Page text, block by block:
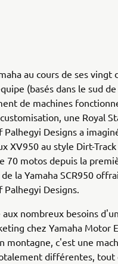
au cours de ses vingt
(basés dans le sud
de machines
une Royal
Palhegyi Designs a
XV950 au style Dirt-
70 motos depuis la
la Yamaha SCR950
Designs.
nombreux besoins
chez Yamaha Motor
montagne, c'est une
différentes, tout